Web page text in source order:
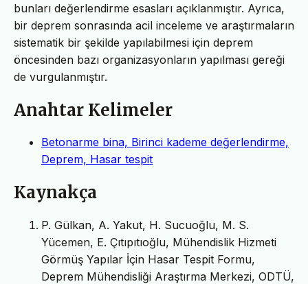
bunları değerlendirme esasları açıklanmıştır. Ayrıca,
bir deprem sonrasında acil inceleme ve araştırmaların
sistematik bir şekilde yapılabilmesi için deprem
öncesinden bazı organizasyonların yapılması gereği
de vurgulanmıştır.
Anahtar Kelimeler
Betonarme bina, Birinci kademe değerlendirme,
Deprem, Hasar tespit
Kaynakça
P. Gülkan, A. Yakut, H. Sucuoğlu, M. S.
Yücemen, E. Çıtıpıtıoğlu, Mühendislik Hizmeti
Görmüş Yapılar İçin Hasar Tespit Formu,
Deprem Mühendisliği Araştırma Merkezi, ODTÜ,